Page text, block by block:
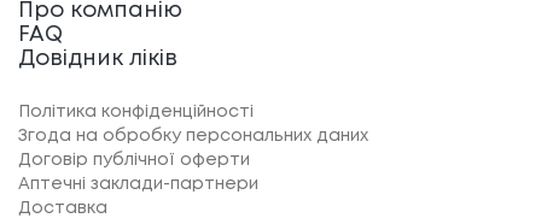
Про компанію
FAQ
Довідник ліків
Політика конфіденційності
Згода на обробку персональних даних
Договір публічної оферти
Аптечні заклади-партнери
Доставка